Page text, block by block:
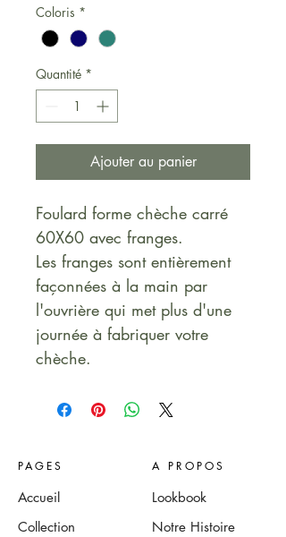
Coloris *
Quantité *
Ajouter au panier
Foulard forme chèche carré
60X60 avec franges.
Les franges sont entièrement
façonnées à la main par
l'ouvrière qui met plus d'une
journée à fabriquer votre
chèche.
PAGES A PROPOS
Accueil
Collection
Lookbook
Notre Histoire